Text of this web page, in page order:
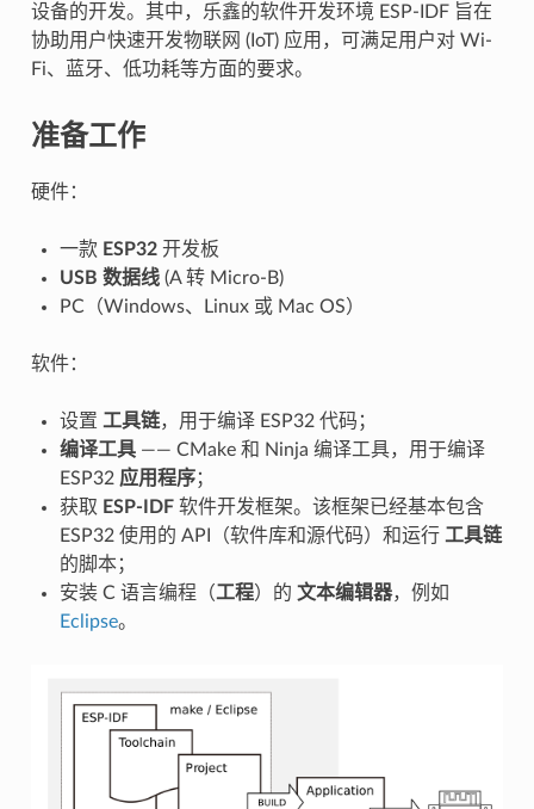
设备的开发。其中，乐鑫的软件开发环境 ESP-IDF 旨在
协助用户快速开发物联网 (IoT) 应用，可满足用户对 Wi-
Fi、蓝牙、低功耗等方面的要求。
准备工作
硬件：
一款 ESP32开发板
USB 数据线(A 转 Micro-B)
PC（Windows、Linux 或 Mac OS）
软件：
设置 工具链，用于编译 ESP32 代码；
编译工具—— CMake 和 Ninja 编译工具，用于编译
ESP32 应用程序；
获取 ESP-IDF软件开发框架。该框架已经基本包含
ESP32 使用的 API（软件库和源代码）和运行 工具链
的脚本；
安装 C 语言编程（工程）的 文本编辑器，例如
Eclipse。